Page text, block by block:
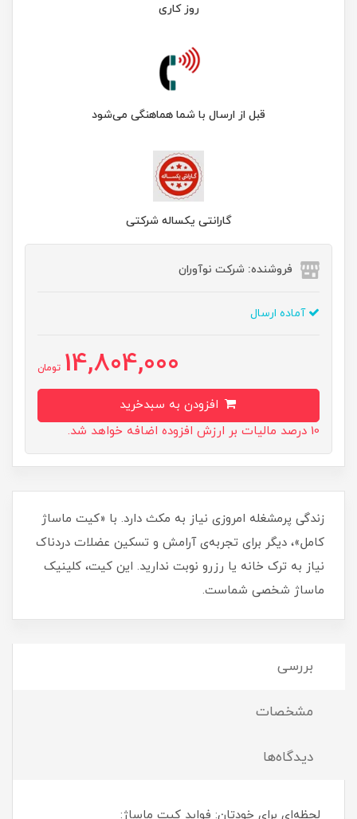
روز کاری
قبل از ارسال با شما هماهنگی می‌شود
گارانتی یکساله شرکتی
فروشنده: شرکت نوآوران
آماده ارسال
14,804,000 تومان
10 درصد مالیات بر ارزش افزوده اضافه خواهد شد.
زندگی پرمشغله امروزی نیاز به مکث دارد. با «کیت ماساژ
کامل»، دیگر برای تجربه‌ی آرامش و تسکین عضلات دردناک
نیاز به ترک خانه یا رزرو نوبت ندارید. این کیت، کلینیک
ماساژ شخصی شماست.
بررسی
مشخصات
دیدگاه‌ها
لحظه‌ای برای خودتان: فواید کیت ماساژ: